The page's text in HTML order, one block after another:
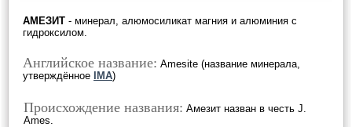
АМЕЗИТ - минерал, алюмосиликат магния и алюминия с
гидроксилом.
Английское название: Amesite (название минерала,
утверждённое
IMA)
Происхождение названия: Амезит назван в честь J.
Ames.